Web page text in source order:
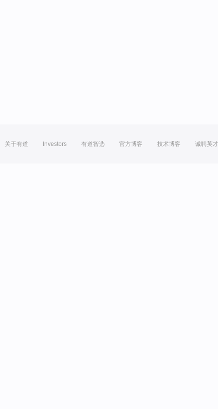
关于有道 Investors 有道智选 官方博客 技术博客 诚聘英才